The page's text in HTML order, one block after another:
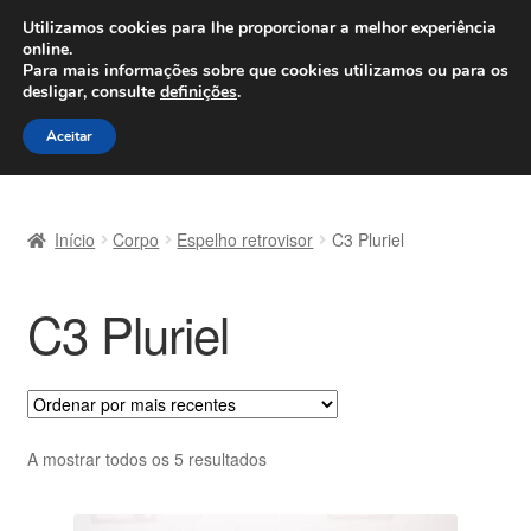
ENVIO a partir de 7 EUR
Seg-Sex, das 9h às 16h800 500 967
Ir
para
a
Saltar
para
o
Carrinho
Confira
Contato
Envio para todo o planeta
Início Corpo Espelho retrovisor C3 Pluriel
C3 Pluriel
A mostrar todos os 5 resultadosOrdenado
Utilizamos cookies para lhe proporcionar a melhor experiência
online.
Para mais informações sobre que cookies utilizamos ou para os
desligar, consulte definições.
Aceitar